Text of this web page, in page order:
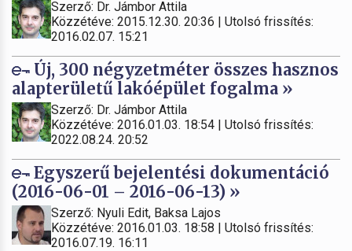
Szerző: Dr. Jámbor Attila
Közzétéve: 2015.12.30. 20:36 | Utolsó frissítés:
2016.02.07. 15:21
Új, 300 négyzetméter összes hasznos
alapterületű lakóépület fogalma »
Szerző: Dr. Jámbor Attila
Közzétéve: 2016.01.03. 18:54 | Utolsó frissítés:
2022.08.24. 20:52
Egyszerű bejelentési dokumentáció
(2016-06-01 – 2016-06-13) »
Szerző: Nyuli Edit, Baksa Lajos
Közzétéve: 2016.01.03. 18:58 | Utolsó frissítés:
2016.07.19. 16:11